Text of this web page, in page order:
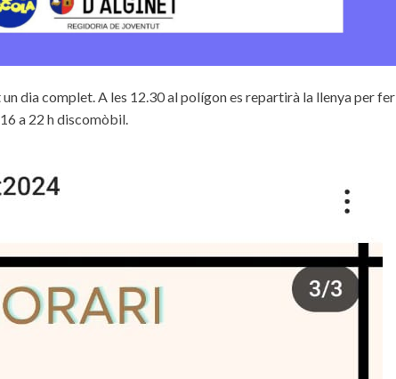
dia complet. A les 12.30 al polígon es repartirà la llenya per fer
a 22 h discomòbil.